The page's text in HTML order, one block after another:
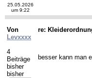
25.05.2026
um 9:22
Von
Levxxxx
4
Beiträge
bisher
bisher
re:
besser kann man